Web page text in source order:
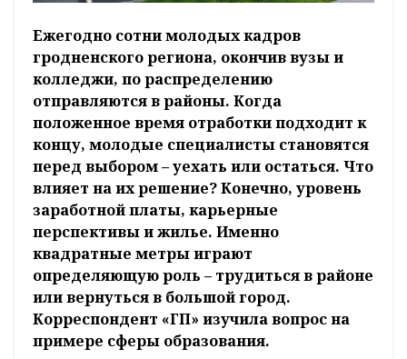
Ежегодно сотни молодых кадров
гродненского региона, окончив вузы и
колледжи, по распределению
отправляются в районы. Когда
положенное время отработки подходит к
концу, молодые специалисты становятся
перед выбором – уехать или остаться. Что
влияет на их решение? Конечно, уровень
заработной платы, карьерные
перспективы и жилье. Именно
квадратные метры играют
определяющую роль – трудиться в районе
или вернуться в большой город.
Корреспондент «ГП» изучила вопрос на
примере сферы образования.